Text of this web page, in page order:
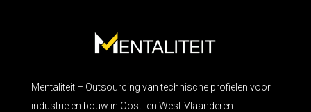
Mentaliteit – Outsourcing van technische profielen voor
industrie en bouw in Oost- en West-Vlaanderen.